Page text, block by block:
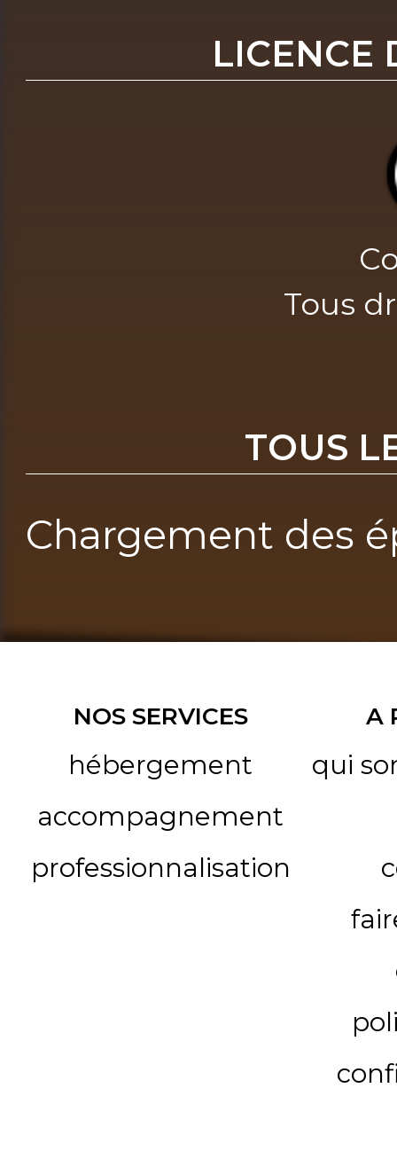
LICENCE
Tous
TOUS
Chargement des
NOS SERVICES
hébergement
accompagnement
professionnalisation
A
qui